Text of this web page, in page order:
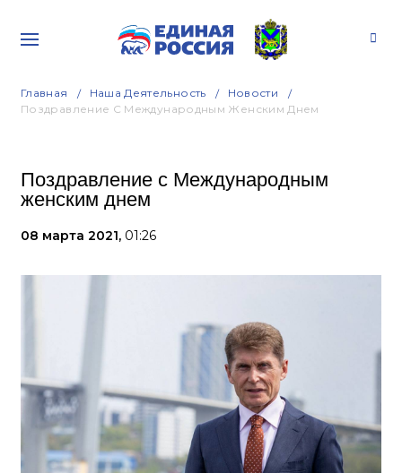
Главная Наша Деятельность
Новости
Поздравление С Международным Женским Днем
Поздравление с Международным
женским днем
08 марта 2021, 01:26